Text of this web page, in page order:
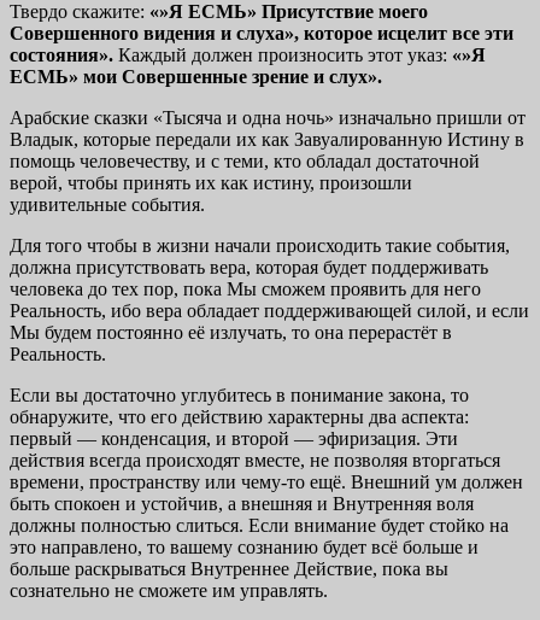
Твердо скажите: «»Я ЕСМЬ» Присутствие моего
Совершенного видения и слуха», которое исцелит все эти
состояния». Каждый должен произносить этот указ: «»Я
ЕСМЬ» мои Совершенные зрение и слух».
Арабские сказки «Тысяча и одна ночь» изначально пришли от
Владык, которые передали их как Завуалированную Истину в
помощь человечеству, и с теми, кто обладал достаточной
верой, чтобы принять их как истину, произошли
удивительные события.
Для того чтобы в жизни начали происходить такие события,
должна присутствовать вера, которая будет поддерживать
человека до тех пор, пока Мы сможем проявить для него
Реальность, ибо вера обладает поддерживающей силой, и если
Мы будем постоянно её излучать, то она перерастёт в
Реальность.
Если вы достаточно углубитесь в понимание закона, то
обнаружите, что его действию характерны два аспекта:
первый — конденсация, и второй — эфиризация. Эти
действия всегда происходят вместе, не позволяя вторгаться
времени, пространству или чему-то ещё. Внешний ум должен
быть спокоен и устойчив, а внешняя и Внутренняя воля
должны полностью слиться. Если внимание будет стойко на
это направлено, то вашему сознанию будет всё больше и
больше раскрываться Внутреннее Действие, пока вы
сознательно не сможете им управлять.